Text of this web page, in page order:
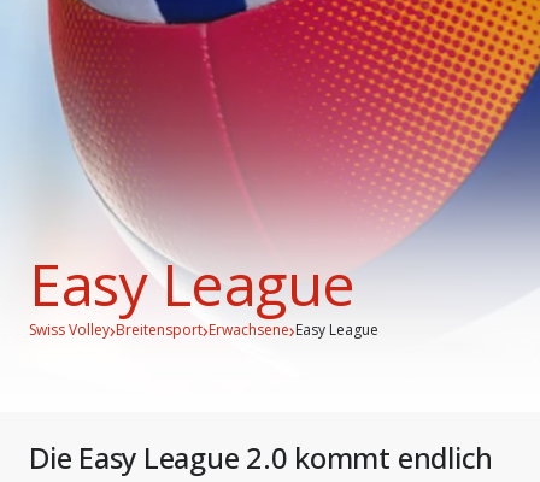
Easy League
Swiss Volley›Breitensport›Erwachsene›Easy League
Die Easy League 2.0 kommt endlich